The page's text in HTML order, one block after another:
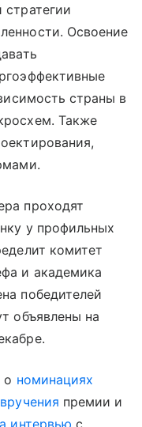
Освоение
страны в
Также
проходят
у профильных
комитет
и академика
победителей
объявлены на
о номинациях
премии и
интервью с